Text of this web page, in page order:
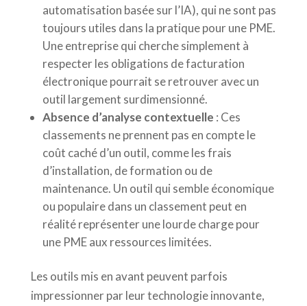
automatisation basée sur l’IA), qui ne sont pas
toujours utiles dans la pratique pour une PME.
Une entreprise qui cherche simplement à
respecter les obligations de facturation
électronique pourrait se retrouver avec un
outil largement surdimensionné.
Absence d’analyse contextuelle : Ces
classements ne prennent pas en compte le
coût caché d’un outil, comme les frais
d’installation, de formation ou de
maintenance. Un outil qui semble économique
ou populaire dans un classement peut en
réalité représenter une lourde charge pour
une PME aux ressources limitées.
Les outils mis en avant peuvent parfois
impressionner par leur technologie innovante,